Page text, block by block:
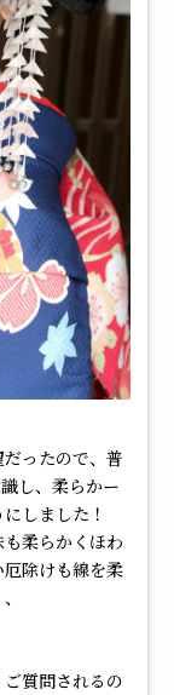
ったので、普
し、柔らかー
しました！
柔らかくほわ
除けも線を柔
質問されるの